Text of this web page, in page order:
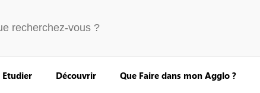
Etudier Découvrir Que Faire dans mon Agglo ?